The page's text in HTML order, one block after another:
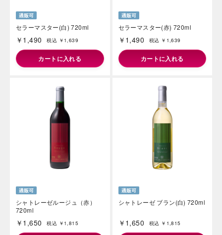
セラーマスター(白) 720ml
￥1,490 税込 ￥1,639
カートに入れる
セラーマスター(赤) 720ml
￥1,490 税込 ￥1,639
カートに入れる
シャトレーゼルージュ（赤）
720ml
￥1,650 税込 ￥1,815
シャトレーゼ ブラン(白) 720ml
￥1,650 税込 ￥1,815